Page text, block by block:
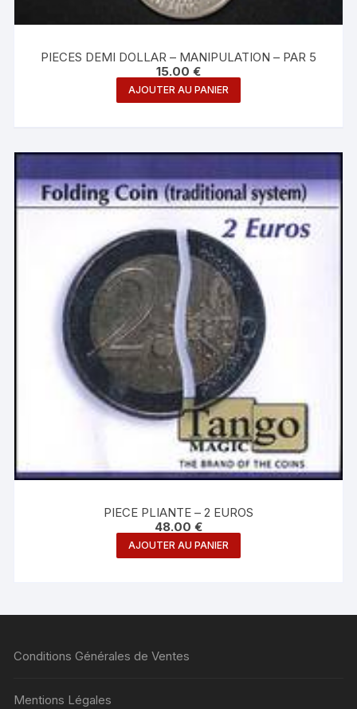
PIECES DEMI DOLLAR – MANIPULATION – PAR 5
15.00 €
AJOUTER AU PANIER
PIECE PLIANTE – 2 EUROS
48.00 €
AJOUTER AU PANIER
Conditions Générales de Ventes
Mentions Légales